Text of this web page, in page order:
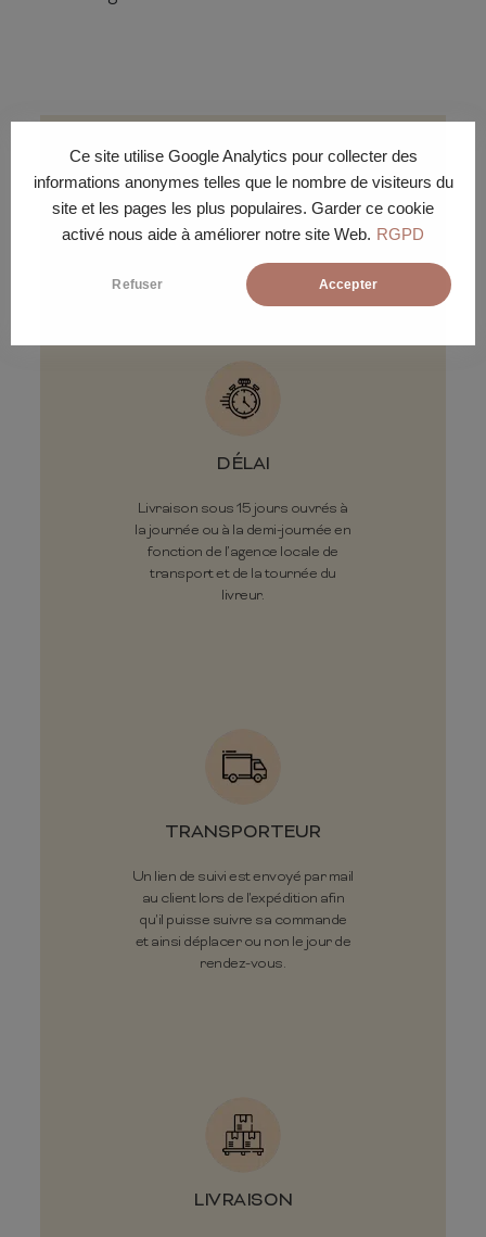
Ce site utilise Google Analytics pour collecter des
informations anonymes telles que le nombre de visiteurs du
site et les pages les plus populaires. Garder ce cookie
activé nous aide à améliorer notre site Web. RGPD
Refuser Accepter
Conditions de
livraison
DÉLAI
Livraison sous 15 jours ouvrés à
la journée ou à la demi-journée en
fonction de l’agence locale de
transport et de la tournée du
livreur.
TRANSPORTEUR
Un lien de suivi est envoyé par mail
au client lors de l'expédition afin
qu'il puisse suivre sa commande
et ainsi déplacer ou non le jour de
rendez-vous.
LIVRAISON